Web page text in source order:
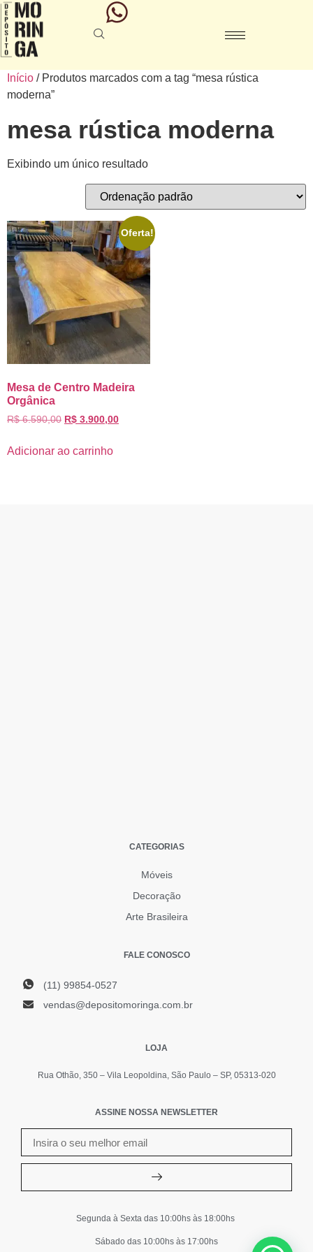
Início / Produtos marcados com a tag “mesa rústica
moderna”
mesa rústica moderna
Exibindo um único resultado
Oferta!
Mesa de Centro Madeira
Orgânica
R$6.590,00 R$ 3.900,00
Adicionar ao carrinho
CATEGORIAS
Móveis
Decoração
Arte Brasileira
FALE CONOSCO
(11) 99854-0527
vendas@depositomoringa.com.br
LOJA
Rua Othão, 350 – Vila Leopoldina, São Paulo – SP, 05313-020
ASSINE NOSSA NEWSLETTER
Segunda à Sexta das 10:00hs às 18:00hs
Sábado das 10:00hs às 17:00hs